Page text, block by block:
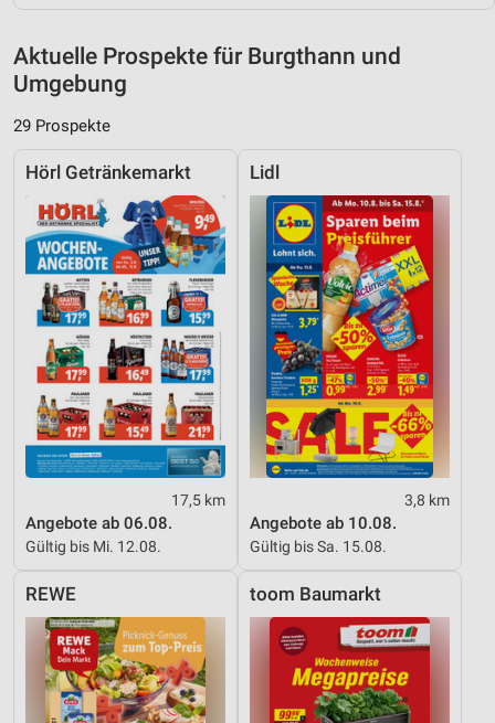
Aktuelle Prospekte für Burgthann und
Umgebung
29 Prospekte
Hörl Getränkemarkt
17,5 km
Angebote ab 06.08.
Gültig bis Mi. 12.08.
Lidl
3,8 km
Angebote ab 10.08.
Gültig bis Sa. 15.08.
REWE toom Baumarkt